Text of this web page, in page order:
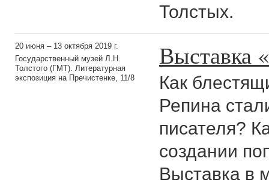
Толстых.
20 июня – 13 октября 2019 г.
Государственный музей Л.Н.
Толстого (ГМТ). Литературная
экспозиция на Пречистенке, 11/8
Выставка
Как
Репина
писателя?
создании
Выставка в